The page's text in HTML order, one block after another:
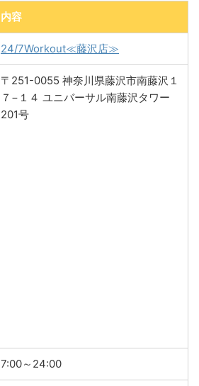
内容
24/7Workout≪藤沢店≫
〒251-0055 神奈川県藤沢市南藤沢１
７−１４ ユニバーサル南藤沢タワー
201号
7:00～24:00